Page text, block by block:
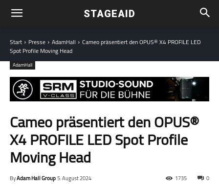
STAGEAID
Start Presse AdamHall Cameo präsentiert den OPUS® X4 PROFILE LED
Spot Profile Moving Head
AdamHall
Cameo präsentiert den OPUS®
X4 PROFILE LED Spot Profile
Moving Head
ByAdam Hall Group5. August 2024 0
1735